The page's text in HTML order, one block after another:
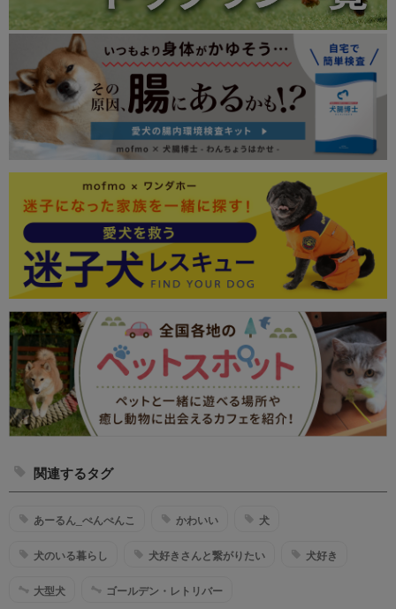
関連するタグ
あーるん_ぺんぺんこ かわいい 犬
犬のいる暮らし 犬好きさんと繋がりたい 犬好き
大型犬 ゴールデン・レトリバー